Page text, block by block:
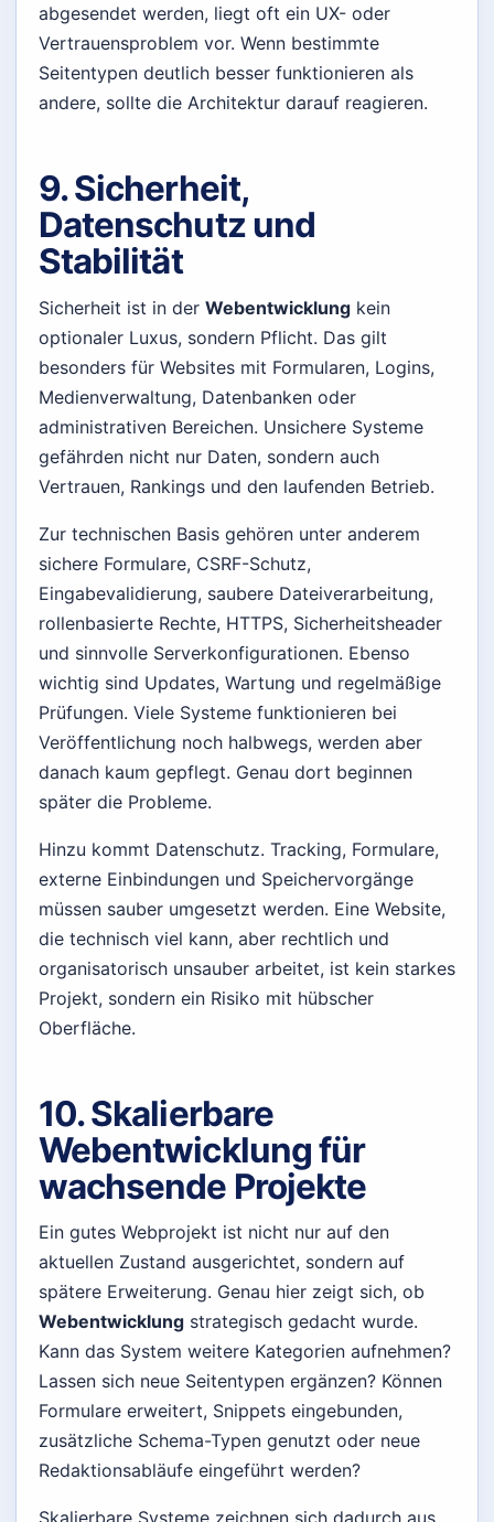
abgesendet werden, liegt oft ein UX- oder
Vertrauensproblem vor. Wenn bestimmte
Seitentypen deutlich besser funktionieren als
andere, sollte die Architektur darauf reagieren.
9. Sicherheit,
Datenschutz und
Stabilität
Sicherheit ist in der Webentwicklung kein
optionaler Luxus, sondern Pflicht. Das gilt
besonders für Websites mit Formularen, Logins,
Medienverwaltung, Datenbanken oder
administrativen Bereichen. Unsichere Systeme
gefährden nicht nur Daten, sondern auch
Vertrauen, Rankings und den laufenden Betrieb.
Zur technischen Basis gehören unter anderem
sichere Formulare, CSRF-Schutz,
Eingabevalidierung, saubere Dateiverarbeitung,
rollenbasierte Rechte, HTTPS, Sicherheitsheader
und sinnvolle Serverkonfigurationen. Ebenso
wichtig sind Updates, Wartung und regelmäßige
Prüfungen. Viele Systeme funktionieren bei
Veröffentlichung noch halbwegs, werden aber
danach kaum gepflegt. Genau dort beginnen
später die Probleme.
Hinzu kommt Datenschutz. Tracking, Formulare,
externe Einbindungen und Speichervorgänge
müssen sauber umgesetzt werden. Eine Website,
die technisch viel kann, aber rechtlich und
organisatorisch unsauber arbeitet, ist kein starkes
Projekt, sondern ein Risiko mit hübscher
Oberfläche.
10. Skalierbare
Webentwicklung für
wachsende Projekte
Ein gutes Webprojekt ist nicht nur auf den
aktuellen Zustand ausgerichtet, sondern auf
spätere Erweiterung. Genau hier zeigt sich, ob
Webentwicklung strategisch gedacht wurde.
Kann das System weitere Kategorien aufnehmen?
Lassen sich neue Seitentypen ergänzen? Können
Formulare erweitert, Snippets eingebunden,
zusätzliche Schema-Typen genutzt oder neue
Redaktionsabläufe eingeführt werden?